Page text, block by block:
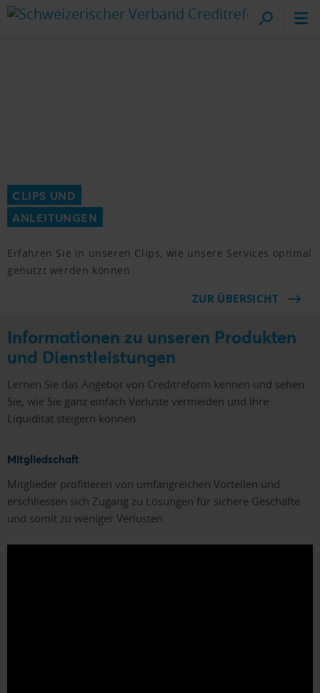
CLIPS UND
ANLEITUNGEN
Erfahren Sie in unseren Clips, wie unsere Services optimal
genutzt werden können.
ZUR ÜBERSICHT
Informationen zu unseren Produkten
und Dienstleistungen
Lernen Sie das Angebot von Creditreform kennen und sehen
Sie, wie Sie ganz einfach Verluste vermeiden und Ihre
Liquidität steigern können.
Mitgliedschaft
Mitglieder profitieren von umfangreichen Vorteilen und
erschliessen sich Zugang zu Lösungen für sichere Geschäfte
und somit zu weniger Verlusten.